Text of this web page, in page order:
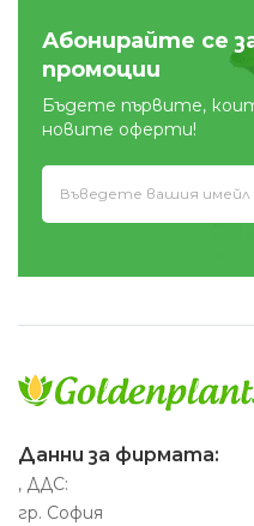
Абонирайте се
промоции
Бъдете първите,
новите оферти!
Данни за фирмата:
, ДДС:
гр. София